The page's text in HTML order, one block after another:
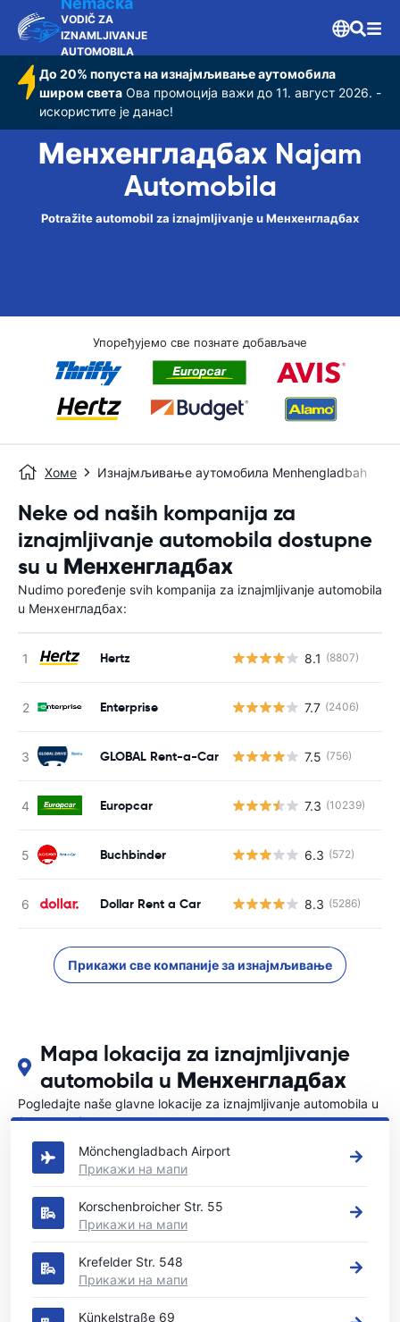
VODIČ ZA
IZNAMLJIVANJE
AUTOMOBILA
До 20% попуста на изнајмљивање аутомобила
широм света Ова промоција важи до 11. август 2026. -
искористите је данас!
Менхенгладбах Najam
Automobila
Potražite automobil za iznajmljivanje u Менхенгладбах
Упоређујемо све познате добављаче
Хоме Изнајмљивање аутомобила Menhengladbah
Neke od naših kompanija za
iznajmljivanje automobila dostupne
su u Менхенгладбах
Nudimo poređenje svih kompanija za iznajmljivanje automobila
u Менхенгладбах:
Hertz 8.1 (8807)
Enterprise 7.7 (2406)
GLOBAL Rent-a-Car 7.5 (756)
Europcar 7.3 (10239)
Buchbinder 6.3 (572)
Dollar Rent a Car 8.3 (5286)
Прикажи све компаније за изнајмљивање
Mapa lokacija za iznajmljivanje
automobila u Менхенгладбах
Pogledajte naše glavne lokacije za iznajmljivanje automobila u
{COUNTRI}
Mönchengladbach Airport
Прикажи на мапи
Korschenbroicher Str. 55
Прикажи на мапи
Krefelder Str. 548
Прикажи на мапи
Künkelstraße 69